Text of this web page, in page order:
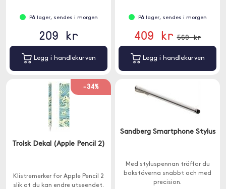
På lager, sendes i morgen
209 kr
Legg i handlekurven
På lager, sendes i morgen
409 kr 569 kr
Legg i handlekurven
-34%
Trolsk Dekal (Apple Pencil 2)
Klistremerker for Apple Pencil 2
slik at du kan endre utseendet.
Sandberg Smartphone Stylus
Med styluspennan träffar du
bokstäverna snabbt och med
precision.